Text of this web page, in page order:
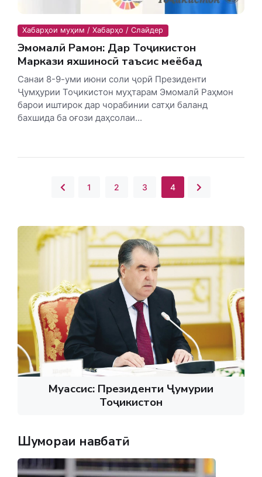
Хабарҳои муҳим / Хабарҳо / Слайдер
Эмомалӣ Раҳмон: Дар Тоҷикистон
Маркази яхшиносӣ таъсис меёбад
Санаи 8-9-уми июни соли ҷорӣ Президенти
Ҷумҳурии Тоҷикистон муҳтарам Эмомалӣ Раҳмон
барои иштирок дар чорабинии сатҳи баланд
бахшида ба оғози даҳсолаи...
1 2 3 4
Муассис: Президенти Ҷумҳурии
Тоҷикистон
Шумораи навбатӣ